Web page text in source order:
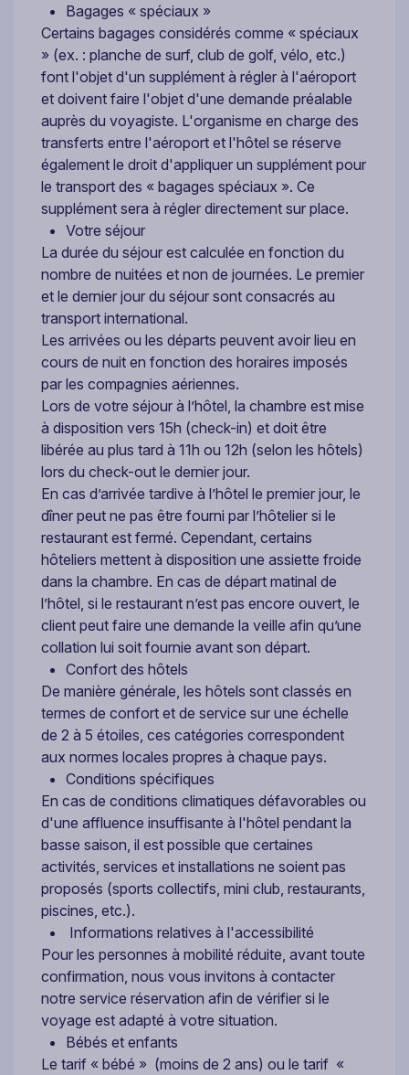
Bagages « spéciaux »
Certains bagages considérés comme « spéciaux
» (ex. : planche de surf, club de golf, vélo, etc.)
font l'objet d'un supplément à régler à l'aéroport
et doivent faire l'objet d'une demande préalable
auprès du voyagiste. L'organisme en charge des
transferts entre l'aéroport et l'hôtel se réserve
également le droit d'appliquer un supplément pour
le transport des « bagages spéciaux ». Ce
supplément sera à régler directement sur place.
Votre séjour
La durée du séjour est calculée en fonction du
nombre de nuitées et non de journées. Le premier
et le dernier jour du séjour sont consacrés au
transport international.
Les arrivées ou les départs peuvent avoir lieu en
cours de nuit en fonction des horaires imposés
par les compagnies aériennes.
Lors de votre séjour à l’hôtel, la chambre est mise
à disposition vers 15h (check-in) et doit être
libérée au plus tard à 11h ou 12h (selon les hôtels)
lors du check-out le dernier jour.
En cas d’arrivée tardive à l’hôtel le premier jour, le
dîner peut ne pas être fourni par l’hôtelier si le
restaurant est fermé. Cependant, certains
hôteliers mettent à disposition une assiette froide
dans la chambre. En cas de départ matinal de
l’hôtel, si le restaurant n’est pas encore ouvert, le
client peut faire une demande la veille afin qu’une
collation lui soit fournie avant son départ.
Confort des hôtels
De manière générale, les hôtels sont classés en
termes de confort et de service sur une échelle
de 2 à 5 étoiles, ces catégories correspondent
aux normes locales propres à chaque pays.
Conditions spécifiques
En cas de conditions climatiques défavorables ou
d'une affluence insuffisante à l'hôtel pendant la
basse saison, il est possible que certaines
activités, services et installations ne soient pas
proposés (sports collectifs, mini club, restaurants,
piscines, etc.).
Informations relatives à l'accessibilité
Pour les personnes à mobilité réduite, avant toute
confirmation, nous vous invitons à contacter
notre service réservation afin de vérifier si le
voyage est adapté à votre situation.
Bébés et enfants
Le tarif « bébé » (moins de 2 ans) ou le tarif «